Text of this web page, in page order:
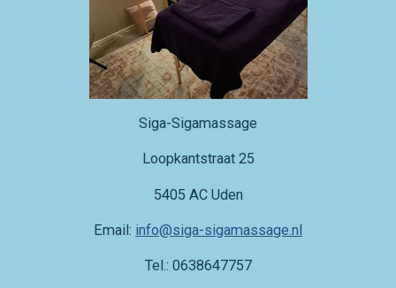
Siga-Sigamassage
Loopkantstraat 25
5405 AC Uden
Email: info@siga-sigamassage.nl
Tel.: 0638647757